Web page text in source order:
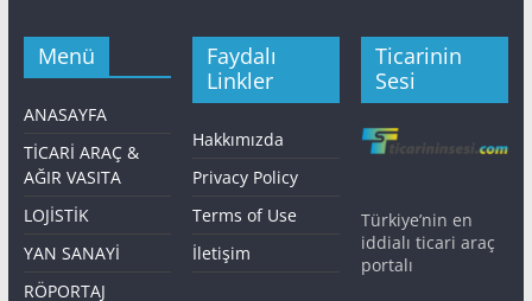
Menü
ANASAYFA
TİCARİ ARAÇ &
AĞIR VASITA
LOJİSTİK
YAN SANAYİ
RÖPORTAJ
Faydalı
Linkler
Hakkımızda
Privacy Policy
Terms of Use
İletişim
Ticarinin
Sesi
Türkiye’nin en
iddialı ticari araç
portalı